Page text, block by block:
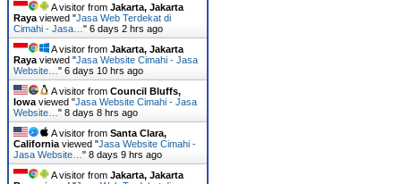
A visitor from Jakarta, Jakarta
Raya viewed "Jasa Web Terdekat di
Cimahi - Jasa… " 6 days 2 hrs ago
A visitor from Jakarta, Jakarta
Raya viewed "Jasa Website Cimahi - Jasa
Website… " 6 days 10 hrs ago
A visitor from Council Bluffs,
Iowa viewed "Jasa Website Cimahi - Jasa
Website… " 8 days 8 hrs ago
A visitor from Santa Clara,
California viewed "Jasa Website Cimahi -
Jasa Website… " 8 days 9 hrs ago
A visitor from Jakarta, Jakarta